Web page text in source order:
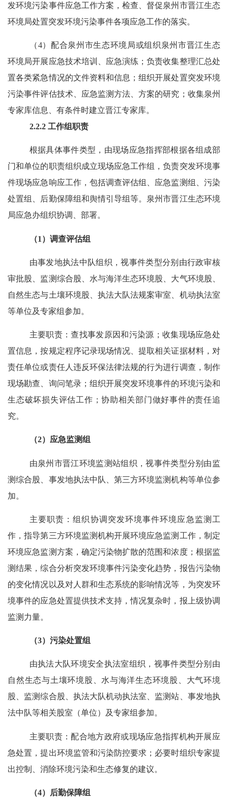
发环境污染事件应急工作方案，检查、督促泉州市晋江生态
环境局处置突发环境污染事件各项应急工作的落实。
（4）配合泉州市生态环境局或组织泉州市晋江生态
环境局开展应急技术培训、应急演练；负责收集整理汇总处
置各类紧急情况的文件资料和信息；组织开展处置突发环境
污染事件评估技术、应急监测方法、方案的研究；收集泉州
专家库信息、有条件时建立晋江专家库。
2.2.2工作组职责
根据具体事件类型，由现场应急指挥部根据各组成部
门和单位的职责组织成立现场应急工作组，负责突发环境事
件现场应急响应工作，包括调查评估组、应急监测组、污染
处置组、后勤保障组和舆情引导组等。泉州市晋江生态环境
局应急办组织协调、部署。
（1 ）调查评估组
由事发地执法中队组织，视事件类型分别由行政审核
审批股、监测综合股、水与海洋生态环境股、大气环境股、
自然生态与土壤环境股、执法大队法规案审室、机动执法室
等单位及专家组参加。
主要职责：查找事发原因和污染源；收集现场应急处
置信息，按规定程序记录现场情况、提取相关证据材料，对
责任单位或责任人违反环保法律法规的行为进行调查，制作
现场勘查、询问笔录；组织开展突发环境事件的环境污染和
生态破坏损失评估工作；协助相关部门做好事件的责任追
究。
（2）应急监测组
由泉州市晋江环境监测站组织，视事件类型分别由监
测综合股、事发地执法中队、第三方环境监测机构等单位参
加。
主要职责：组织协调突发环境事件环境应急监测工
作，指导第三方环境监测机构开展环境应急监测工作，制定
环境应急监测方案，确定污染物扩散的范围和浓度；根据监
测结果，综合分析突发环境事件污染变化趋势，报告污染物
的变化情况以及对人群和生态系统的影响情况等，为突发环
境事件的应急处置提供技术支持，情况复杂时，报上级协调
监测力量。
（3）污染处置组
由执法大队环境安全执法室组织，视事件类型分别由
自然生态与土壤环境股、水与海洋生态环境股、大气环境
股、监测综合股、执法大队机动执法室、监测站、事发地执
法中队等相关股室（单位）及专家组参加。
主要职责：配合地方政府或现场应急指挥机构开展应
急处置，提出环境监管和污染防控要求；必要时组织专家提
出控制、消除环境污染和生态修复的建议。
（4）后勤保障组